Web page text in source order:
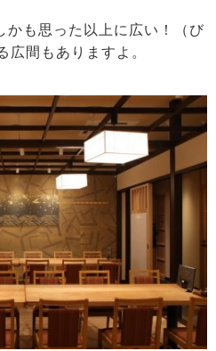
かも思った以上に広い！（び
広間もありますよ。